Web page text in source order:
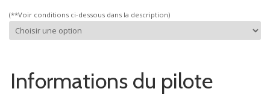
(**Voir conditions ci-dessous dans la description)
Informations du pilote